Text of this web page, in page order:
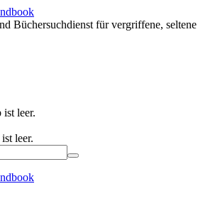
Büchersuchdienst für vergriffene, seltene
leer.
leer.